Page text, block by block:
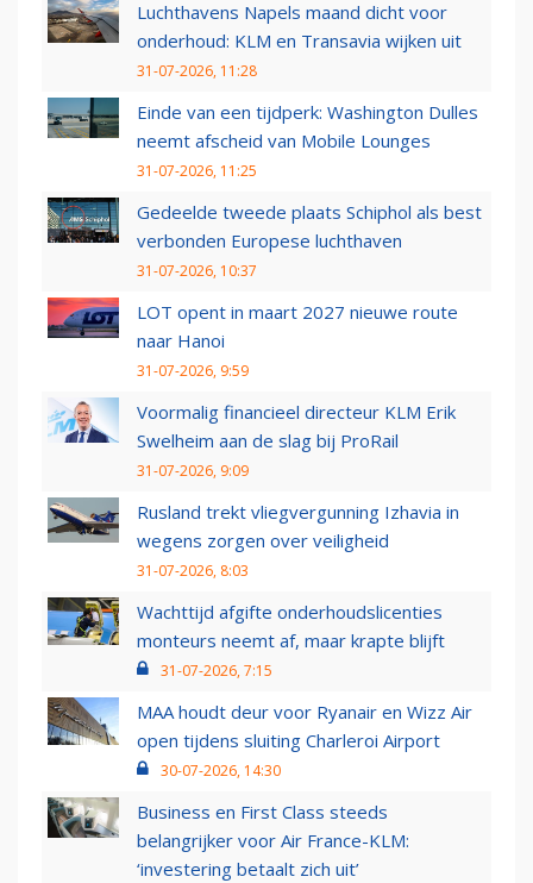
Luchthavens Napels maand dicht voor
onderhoud: KLM en Transavia wijken uit
31-07-2026, 11:28
Einde van een tijdperk: Washington Dulles
neemt afscheid van Mobile Lounges
31-07-2026, 11:25
Gedeelde tweede plaats Schiphol als best
verbonden Europese luchthaven
31-07-2026, 10:37
LOT opent in maart 2027 nieuwe route
naar Hanoi
31-07-2026, 9:59
Voormalig financieel directeur KLM Erik
Swelheim aan de slag bij ProRail
31-07-2026, 9:09
Rusland trekt vliegvergunning Izhavia in
wegens zorgen over veiligheid
31-07-2026, 8:03
Wachttijd afgifte onderhoudslicenties
monteurs neemt af, maar krapte blijft
31-07-2026, 7:15
MAA houdt deur voor Ryanair en Wizz Air
open tijdens sluiting Charleroi Airport
30-07-2026, 14:30
Business en First Class steeds
belangrijker voor Air France-KLM:
‘investering betaalt zich uit’